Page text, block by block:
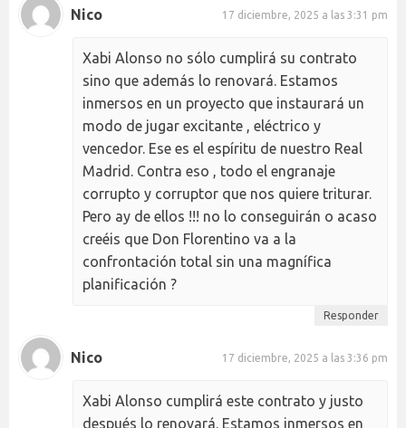
Nico 17 diciembre, 2025 a las 3:31 pm
Xabi Alonso no sólo cumplirá su contrato
sino que además lo renovará. Estamos
inmersos en un proyecto que instaurará un
modo de jugar excitante , eléctrico y
vencedor. Ese es el espíritu de nuestro Real
Madrid. Contra eso , todo el engranaje
corrupto y corruptor que nos quiere triturar.
Pero ay de ellos !!! no lo conseguirán o acaso
creéis que Don Florentino va a la
confrontación total sin una magnífica
planificación ?
Responder
Nico 17 diciembre, 2025 a las 3:36 pm
Xabi Alonso cumplirá este contrato y justo
después lo renovará. Estamos inmersos en